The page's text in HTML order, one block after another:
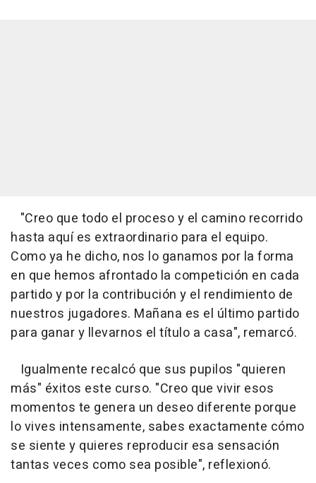
"Creo que todo el proceso y el camino recorrido
hasta aquí es extraordinario para el equipo.
Como ya he dicho, nos lo ganamos por la forma
en que hemos afrontado la competición en cada
partido y por la contribución y el rendimiento de
nuestros jugadores. Mañana es el último partido
para ganar y llevarnos el título a casa", remarcó.
Igualmente recalcó que sus pupilos "quieren
más" éxitos este curso. "Creo que vivir esos
momentos te genera un deseo diferente porque
lo vives intensamente, sabes exactamente cómo
se siente y quieres reproducir esa sensación
tantas veces como sea posible", reflexionó.